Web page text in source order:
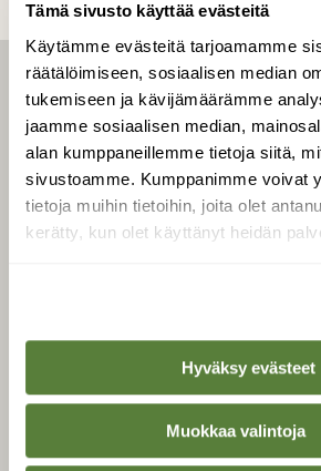
Tämä sivusto käyttää evästeitä
Käytämme evästeitä tarjoamamme
räätälöimiseen, sosiaalisen median
tukemiseen ja kävijämäärämme
jaamme sosiaalisen median,
alan kumppaneillemme tietoja siitä,
sivustoamme. Kumppanimme voivat
tietoja muihin tietoihin, joita olet
kerätty, kun olet käyttänyt heidän
Hyväksy evästeet
Muokkaa valintoja
LEHTI
Uusin
Tilaa
Tilaa
Äänestä
Suomen